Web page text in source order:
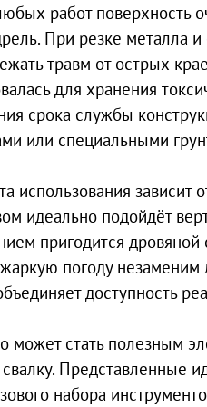
работ поверхность
При резке металла
травм от острых
для хранения
срока службы
или специальными
использования зависит
идеально подойдёт
пригодится дровяной
погоду
доступность
может стать полезным
Представленные
набора